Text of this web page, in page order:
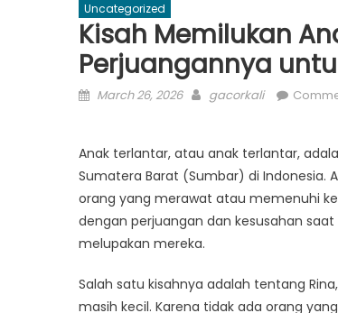
Uncategorized
Kisah Memilukan
Perjuangannya
Posted
March 26, 2026 Author
gacorkali
Anak terlantar, atau anak terlantar,
Sumatera Barat (Sumbar) di Indonesia.
orang yang merawat atau memenuhi
dengan perjuangan dan kesusahan
melupakan mereka.
Salah satu kisahnya adalah tentang
masih kecil. Karena tidak ada orang